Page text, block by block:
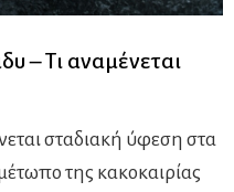
– Τι αναμένεται
σταδιακή ύφεση στα
της κακοκαιρίας